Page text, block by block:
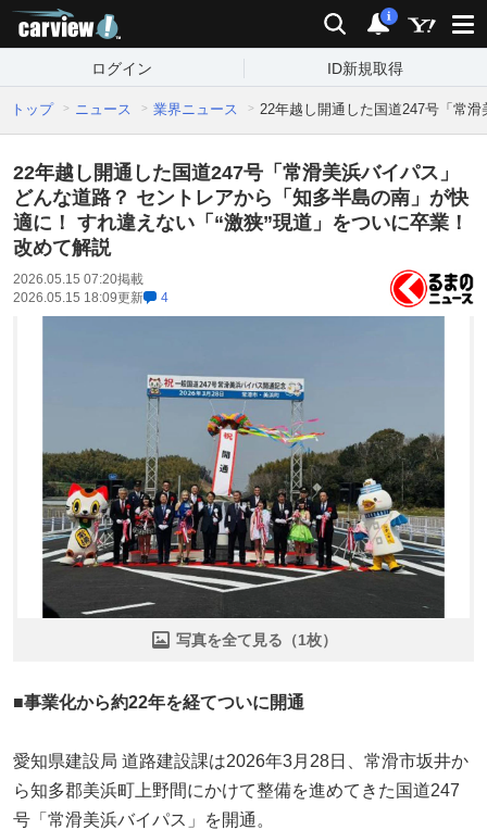
検索 通知
i
ログイン ID新規取得
トップ ニュース 業界ニュース 22年越し開通した国道247号「常
22年越し開通した国道247号「常滑美浜バイパス」
どんな道路？ セントレアから「知多半島の南」が快
適に！ すれ違えない「“激狭”現道」をついに卒業！
改めて解説
2026.05.15 07:20掲載
2026.05.15 18:09更新 4
写真を全て見る（1枚）
■事業化から約22年を経てついに開通
愛知県建設局 道路建設課は2026年3月28日、常滑市坂井か
ら知多郡美浜町上野間にかけて整備を進めてきた国道247
号「常滑美浜バイパス」を開通。